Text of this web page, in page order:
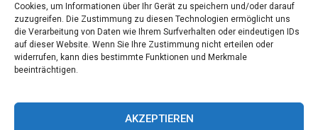
Cookies, um Informationen über Ihr Gerät zu speichern und/oder darauf
zuzugreifen. Die Zustimmung zu diesen Technologien ermöglicht uns
die Verarbeitung von Daten wie Ihrem Surfverhalten oder eindeutigen IDs
auf dieser Website. Wenn Sie Ihre Zustimmung nicht erteilen oder
widerrufen, kann dies bestimmte Funktionen und Merkmale
beeinträchtigen.
AKZEPTIEREN
Angebote
So finden Sie den passenden Sitzbezug für Ihr
Auto
Ein guter Sitzbezug kann nicht nur das Aussehen Ihres Autos